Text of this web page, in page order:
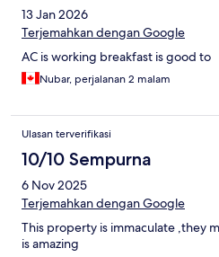
13 Jan 2026
Terjemahkan dengan Google
AC is working breakfast is good to
Nubar, perjalanan 2 malam
Ulasan terverifikasi
10/10 Sempurna
6 Nov 2025
Terjemahkan dengan Google
This property is immaculate ,they
is amazing